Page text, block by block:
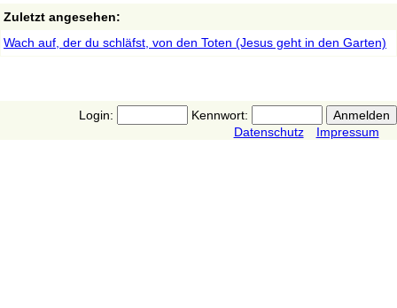
Zuletzt angesehen:
Wach auf, der du schläfst, von den Toten (Jesus geht in den Garten)
Login:
Kennwort:
Datenschutz
Impressum